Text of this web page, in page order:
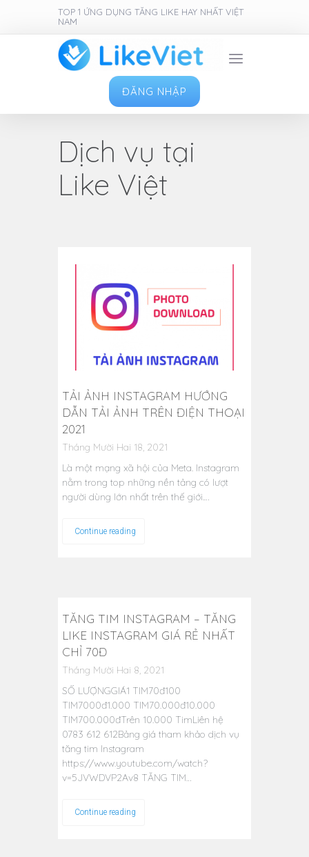
TOP 1 ỨNG DỤNG TĂNG LIKE HAY NHẤT VIỆT
NAM
ĐĂNG NHẬP
Dịch vụ tại
Like Việt
TẢI ẢNH INSTAGRAM HƯỚNG
DẪN TẢI ẢNH TRÊN ĐIỆN THOẠI
2021
Tháng Mười Hai 18, 2021
Là một mạng xã hội của Meta. Instagram
nằm trong top những nền tảng có lượt
người dùng lớn nhất trên thế giới.…
Continue reading
TĂNG TIM INSTAGRAM – TĂNG
LIKE INSTAGRAM GIÁ RẺ NHẤT
CHỈ 70Đ
Tháng Mười Hai 8, 2021
SỐ LƯỢNGGIÁ1 TIM70đ100
TIM7000đ1.000 TIM70.000đ10.000
TIM700.000đTrên 10.000 TimLiên hệ
0783 612 612Bảng giá tham khảo dịch vụ
tăng tim Instagram
https://www.youtube.com/watch?
v=5JVWDVP2Av8 TĂNG TIM…
Continue reading